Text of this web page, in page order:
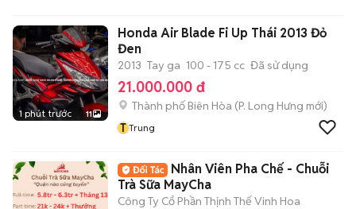
1 phút trước 11
Honda Air Blade Fi Up Thái 2013 Đỏ
Đen
2013 Tay ga 100 - 175 cc Đã sử dụng
21.000.000 đ
Thành phố Biên Hòa (P. Long Hưng mới)
T Trung
Nhân Viên Pha Chế - Chuỗi
Trà Sữa MayCha
Công Ty Cổ Phần Thịnh Thế Vinh Hoa